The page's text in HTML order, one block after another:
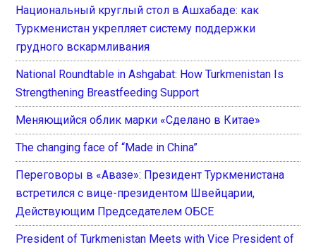
Национальный круглый стол в Ашхабаде: как
Туркменистан укрепляет систему поддержки
грудного вскармливания
National Roundtable in Ashgabat: How Turkmenistan Is
Strengthening Breastfeeding Support
Меняющийся облик марки «Сделано в Китае»
The changing face of “Made in China”
Переговоры в «Авазе»: Президент Туркменистана
встретился с вице-президентом Швейцарии,
Действующим Председателем ОБСЕ
President of Turkmenistan Meets with Vice President of